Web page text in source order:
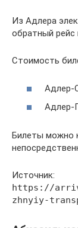
Из Адлера
обратный рейс
Стоимость
Адлер-
Адлер-
Билеты можно
Источник:
https://
zhnyiy-